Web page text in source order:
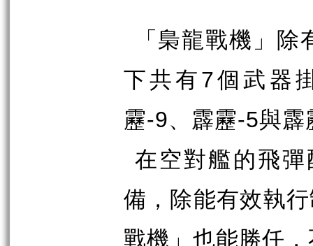
「梟龍戰機」
下共有7個武器
靂-9、霹靂-5與霹
在空對艦的飛
備，除能有效執
戰機」也能勝任